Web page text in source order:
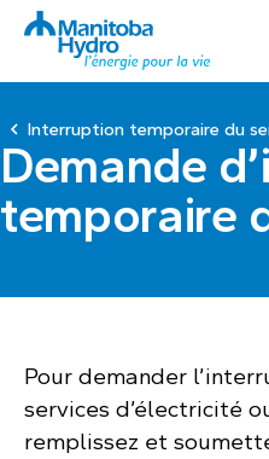
Interruption temporaire du
Demande
temporaire
Pour demander
services d’électricité
remplissez et